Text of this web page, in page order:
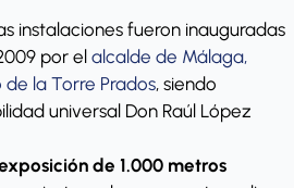
instalaciones fueron inauguradas
por el alcalde de Málaga,
de la Torre Prados, siendo
universal Don Raúl López
de 1.000 metros